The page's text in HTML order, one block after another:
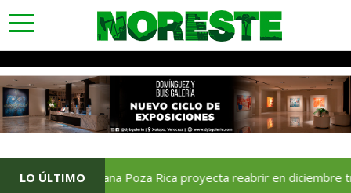
toggle
navigation
LO ÚLTIMO
Soriana Poza Rica proyecta reabrir en diciembre tras